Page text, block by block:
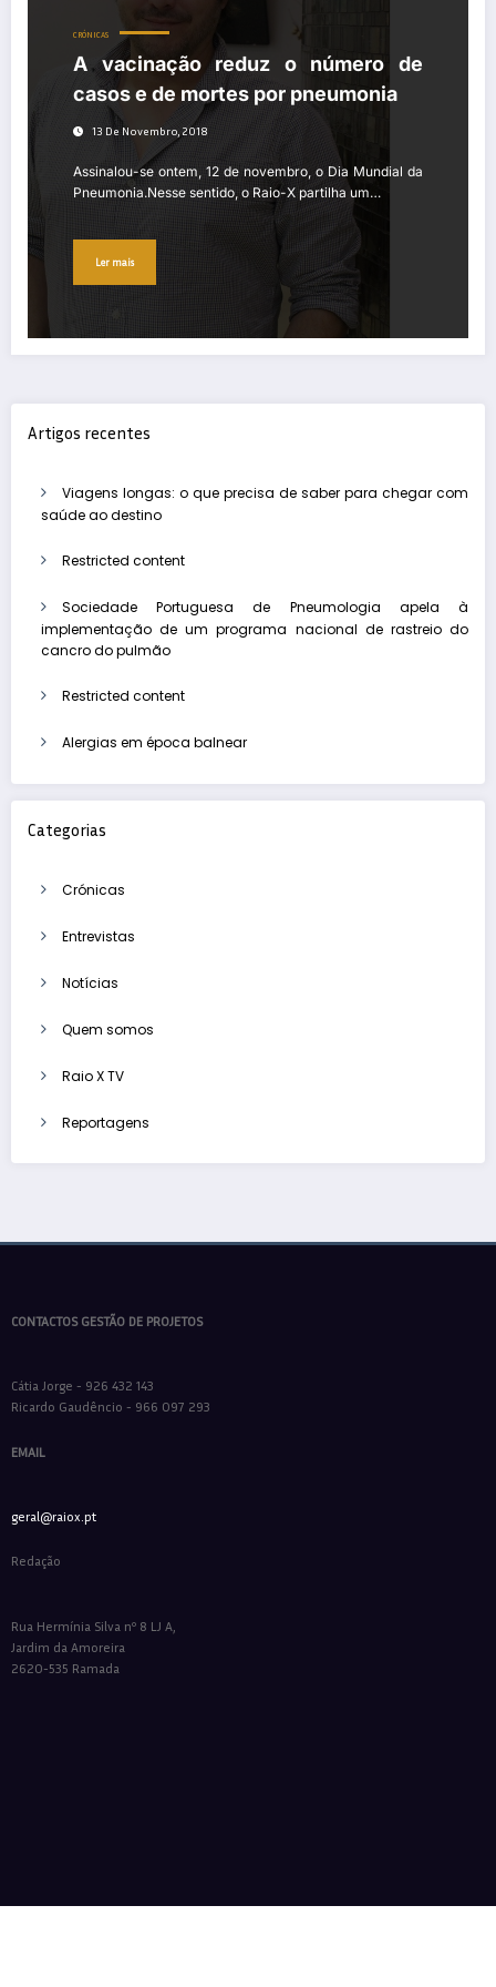
CRÓNICAS
A vacinação reduz o número de
casos e de mortes por pneumonia
13 De Novembro, 2018
Assinalou-se ontem, 12 de novembro, o Dia Mundial da
Pneumonia.Nesse sentido, o Raio-X partilha um…
Ler mais
Artigos recentes
Viagens longas: o que precisa de saber para chegar com
saúde ao destino
Restricted content
Sociedade Portuguesa de Pneumologia apela à
implementação de um programa nacional de rastreio do
cancro do pulmão
Restricted content
Alergias em época balnear
Categorias
Crónicas
Entrevistas
Notícias
Quem somos
Raio X TV
Reportagens
CONTACTOS GESTÃO DE PROJETOS
Cátia Jorge - 926 432 143
Ricardo Gaudêncio - 966 097 293
EMAIL
geral@raiox.pt
Redação
Rua Hermínia Silva nº 8 LJ A,
Jardim da Amoreira
2620-535 Ramada